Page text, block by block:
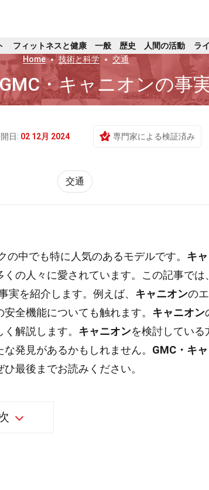
フィットネスと健康 一般 歴史 人間の活動
ラ
Home
技術と科学 交通
・キャニオンの事
日: 02 12月 2024 専門家による検証済み
交通
の中でも特に人気のあるモデルです。 キャ
の人々に愛されています。この記事では
実を紹介します。例えば、 キャニオンのエ
全機能についても触れます。 キャニオン
解説します。 キャニオンを検討している
発見があるかもしれません。 GMC・キャ
最後までお読みください。